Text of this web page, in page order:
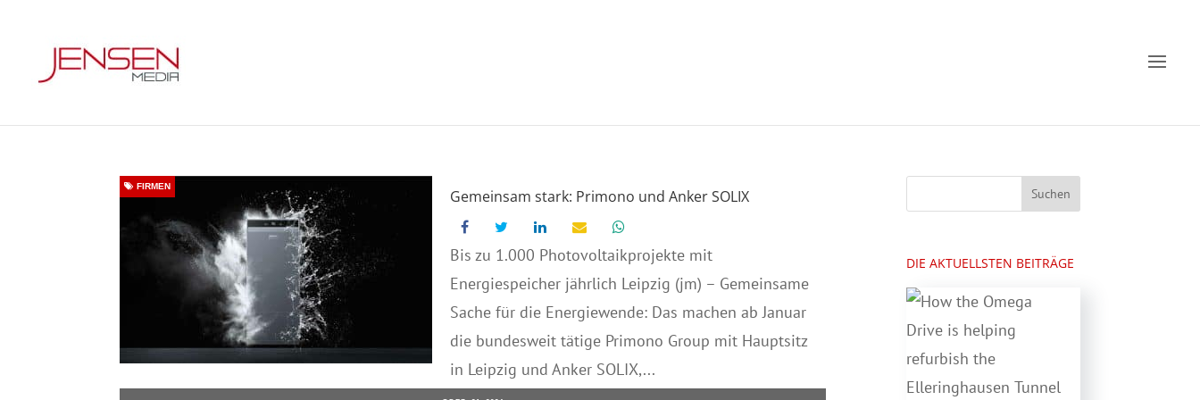
Gemeinsam stark: Primono und Anker SOLIX
FIRMEN
Bis zu 1.000 Photovoltaikprojekte mit
Energiespeicher jährlich Leipzig (jm) – Gemeinsame
Sache für die Energiewende: Das machen ab Januar
die bundesweit tätige Primono Group mit Hauptsitz
in Leipzig und Anker SOLIX,...
DIE AKTUELLSTEN BEITRÄGE